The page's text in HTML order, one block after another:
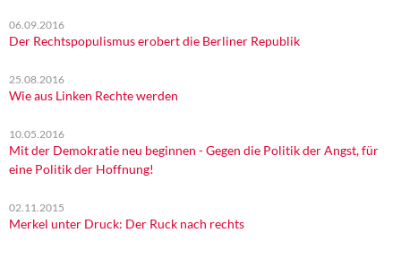
06.09.2016
Der Rechtspopulismus erobert die Berliner Republik
25.08.2016
Wie aus Linken Rechte werden
10.05.2016
Mit der Demokratie neu beginnen - Gegen die Politik der Angst, für
eine Politik der Hoffnung!
02.11.2015
Merkel unter Druck: Der Ruck nach rechts